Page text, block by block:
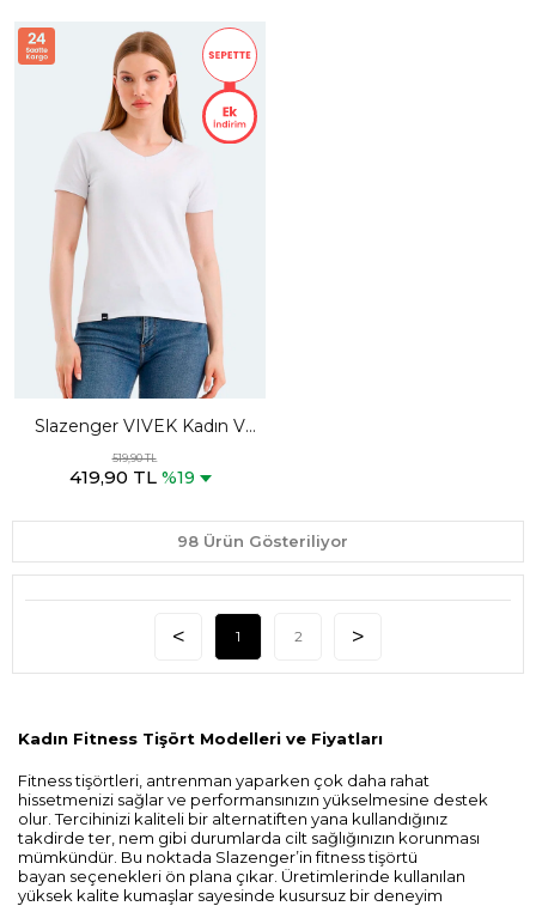
Slazenger VIVEK Kadın V
Yaka Beyaz Tişört
519,90 TL
419,90 TL %19
98 Ürün Gösteriliyor
1 2
Kadın Fitness Tişört Modelleri ve Fiyatları
Fitness tişörtleri, antrenman yaparken çok daha rahat
hissetmenizi sağlar ve performansınızın yükselmesine destek
olur. Tercihinizi kaliteli bir alternatiften yana kullandığınız
takdirde ter, nem gibi durumlarda cilt sağlığınızın korunması
mümkündür. Bu noktada Slazenger’in fitness tişörtü
bayan seçenekleri ön plana çıkar. Üretimlerinde kullanılan
yüksek kalite kumaşlar sayesinde kusursuz bir deneyim